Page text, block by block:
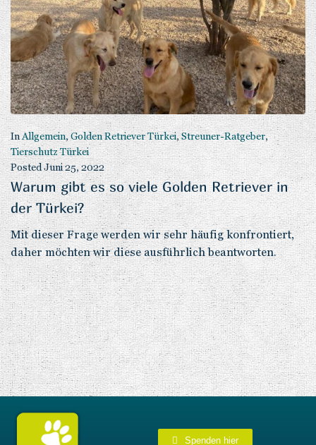
InAllgemein, Golden Retriever Türkei,Streuner-Ratgeber,
Tierschutz Türkei
PostedJuni 25, 2022
Warum gibt es so viele Golden Retriever in
der Türkei?
Mit dieser Frage werden wir sehr häufig konfrontiert,
daher möchten wir diese ausführlich beantworten.
Spenden hier